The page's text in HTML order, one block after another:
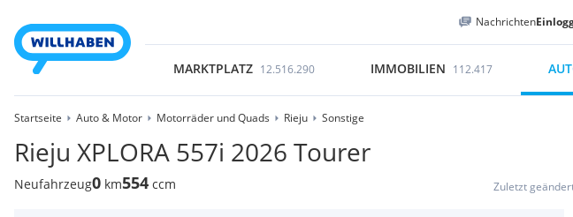
Nachrichten
MARKTPLATZ 12.516.290 IMMOBILIEN 112.417
Startseite Auto & Motor Motorräder und Quads Rieju Sonstige
Rieju XPLORA 557i 2026 Tourer
Neufahrzeug0 km554 ccm Zuletzt